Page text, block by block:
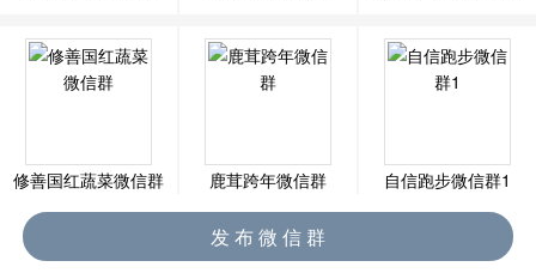
修善国红蔬菜微信群 鹿茸跨年微信群 自信跑步微信群1
发 布 微 信 群